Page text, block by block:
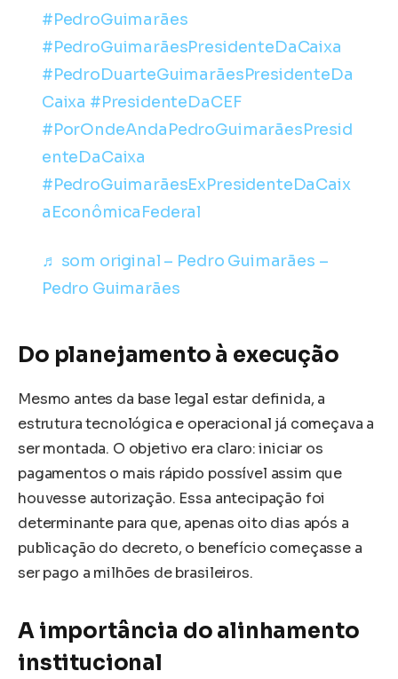
#PedroGuimarães
#PedroGuimarãesPresidenteDaCaixa
#PedroDuarteGuimarãesPresidenteDa
Caixa #PresidenteDaCEF
#PorOndeAndaPedroGuimarãesPresid
enteDaCaixa
#PedroGuimarãesExPresidenteDaCaix
aEconômicaFederal
♬ som original – Pedro Guimarães –
Pedro Guimarães
Do planejamento à execução
Mesmo antes da base legal estar definida, a
estrutura tecnológica e operacional já começava a
ser montada. O objetivo era claro: iniciar os
pagamentos o mais rápido possível assim que
houvesse autorização. Essa antecipação foi
determinante para que, apenas oito dias após a
publicação do decreto, o benefício começasse a
ser pago a milhões de brasileiros.
A importância do alinhamento
institucional